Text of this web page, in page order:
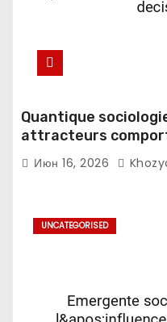
Quantique
attracteurs
du sommeil en
decisionnelle
Июн 16, 2026
UNCATEGORISED